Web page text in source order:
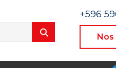
+596
Nos